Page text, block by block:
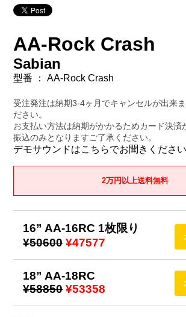
AA-Rock Crash
Sabian
型番 ： AA-Rock Crash
受注発注は納期3-4ヶ月でキャンセルが出来
ださい。
お支払い方法は納期がかかるためカード決済
振込のみとなりますご了承ください。
デモサウンドはこちらでお聞きください
2万円以上送料無料
16” AA-16RC 1枚限り
¥50600 ¥47577
18” AA-18RC
¥58850 ¥53358